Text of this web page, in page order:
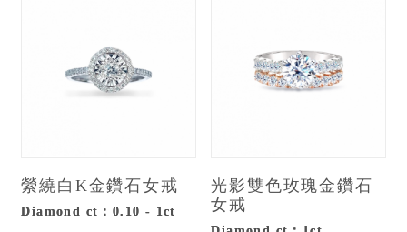
縈繞白K金鑽石女戒
Diamond ct：0.10 - 1ct
光影雙色玫瑰金鑽石
女戒